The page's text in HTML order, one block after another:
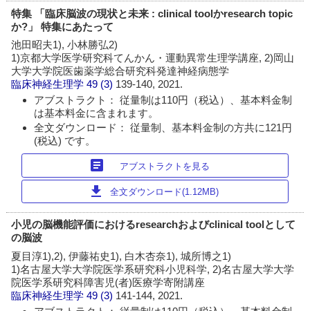
特集 「臨床脳波の現状と未来 : clinical toolかresearch topic
か?」 特集にあたって
池田昭夫1), 小林勝弘2)
1)京都大学医学研究科てんかん・運動異常生理学講座, 2)岡山
大学大学院医歯薬学総合研究科発達神経病態学
臨床神経生理学 49 (3) 139-140, 2021.
アブストラクト： 従量制は110円（税込）、基本料金制
は基本料金に含まれます。
全文ダウンロード： 従量制、基本料金制の方共に121円
(税込) です。
article アブストラクトを見る
download 全文ダウンロード(1.12MB)
小児の脳機能評価におけるresearchおよびclinical toolとして
の脳波
夏目淳1),2), 伊藤祐史1), 白木杏奈1), 城所博之1)
1)名古屋大学大学院医学系研究科小児科学, 2)名古屋大学大学
院医学系研究科障害児(者)医療学寄附講座
臨床神経生理学 49 (3) 141-144, 2021.